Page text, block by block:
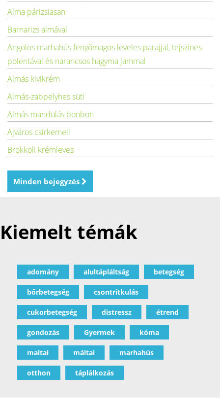
Alma párizsiasan
Barnarizs almával
Angolos marhahús fenyőmagos leveles parajjal, tejszínes
polentával és narancsos hagyma jammal
Almás kivikrém
Almás-zabpelyhes süti
Almás mandulás bonbon
Ajváros csirkemell
Brokkoli krémleves
Minden bejegyzés
Kiemelt témák
adomány alultápláltság betegség
bőrbetegség csontritkulás
cukorbetegség distressz étrend
gondozás Gyermek kóma
maltai máltai marhahús
otthon táplálkozás